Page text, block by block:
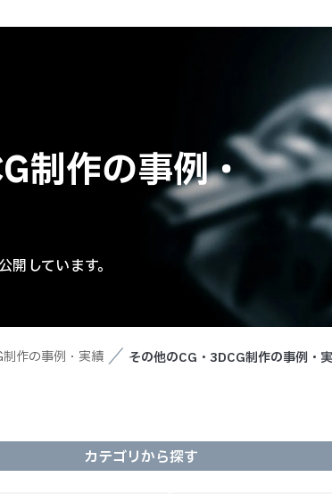
制作の事例・
しています。
制作の事例・実績 その他のCG・3DCG制作の事例・
カテゴリから探す